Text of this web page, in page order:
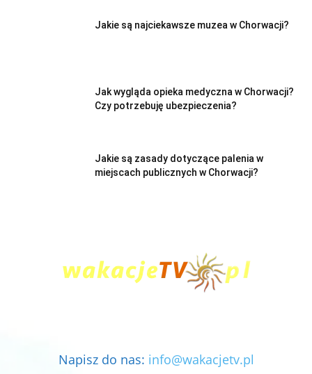
Jakie są najciekawsze muzea w Chorwacji?
Jak wygląda opieka medyczna w Chorwacji?
Czy potrzebuję ubezpieczenia?
Jakie są zasady dotyczące palenia w
miejscach publicznych w Chorwacji?
Napisz do nas: info@wakacjetv.pl